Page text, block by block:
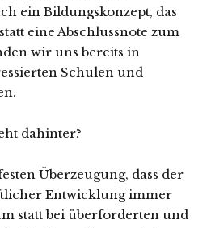
ein Bildungskonzept, das
eine Abschlussnote zum
wir uns bereits in
Schulen und
dahinter?
Überzeugung, dass der
Entwicklung immer
statt bei überforderten und